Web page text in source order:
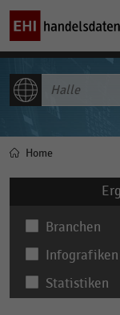
Home
Branchen
Infografiken
Statistiken